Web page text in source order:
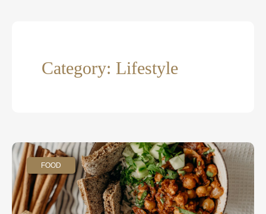
Category: Lifestyle
FOOD